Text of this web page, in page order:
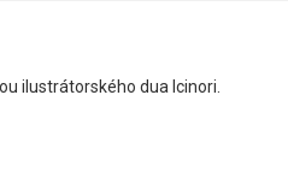
ilustrátorského dua Icinori.